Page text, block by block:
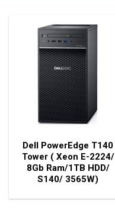
Dell PowerEdge T140
Tower ( Xeon E-2224/
8Gb Ram/1TB HDD/
S140/ 3565W)